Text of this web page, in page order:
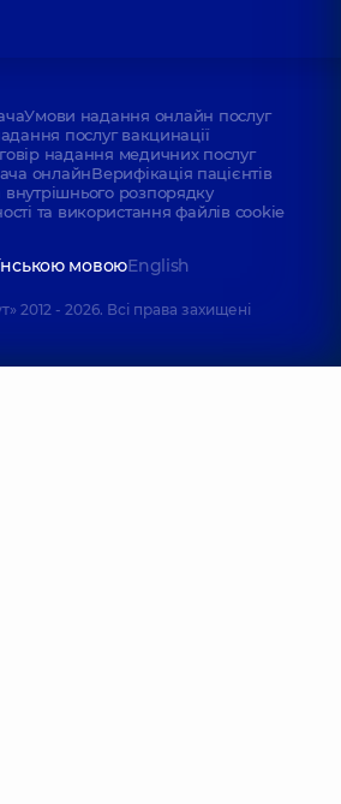
Умови надання онлайн послуг
послуг вакцинації
надання медичних послуг
онлайнВерифікація пацієнтів
розпорядку
та використання файлів cookie
мовоюEnglish
2012 - 2026. Всі права захищені